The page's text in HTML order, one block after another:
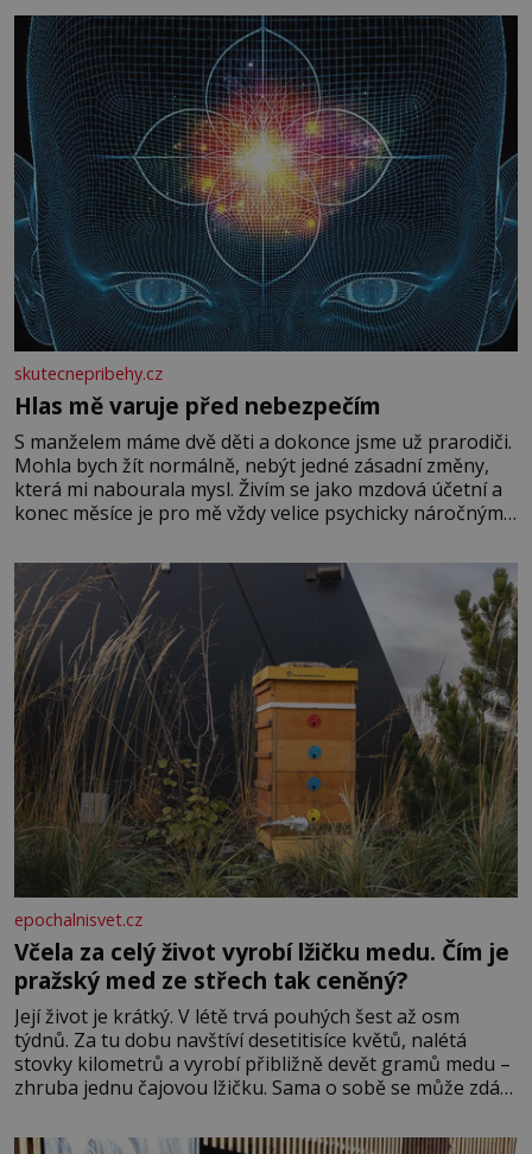
skutecnepribehy.cz
Hlas mě varuje před nebezpečím
S manželem máme dvě děti a dokonce jsme už prarodiči.
Mohla bych žít normálně, nebýt jedné zásadní změny,
která mi nabourala mysl. Živím se jako mzdová účetní a
konec měsíce je pro mě vždy velice psychicky náročným
dál častěji volá o pomoc, co se hlídání týče. Dalo by se
epochalnisvet.cz
Včela za celý život vyrobí lžičku medu. Čím je
pražský med ze střech tak ceněný?
Její život je krátký. V létě trvá pouhých šest až osm
týdnů. Za tu dobu navštíví desetitisíce květů, nalétá
stovky kilometrů a vyrobí přibližně devět gramů medu –
zhruba jednu čajovou lžičku. Sama o sobě se může zdát
tisíc příslušnic svého včelstva, vznikne jeden z